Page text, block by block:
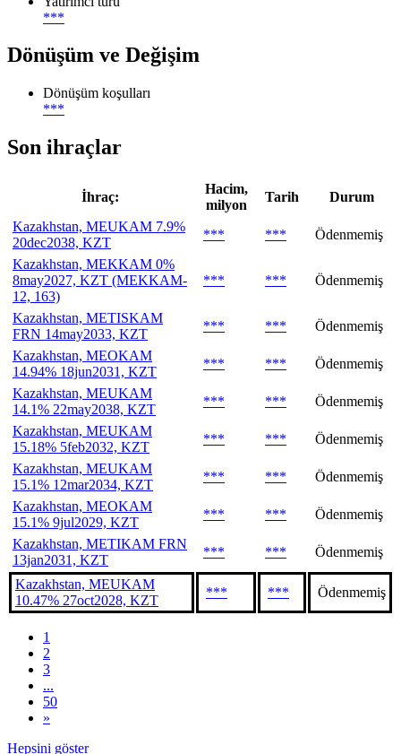
***
Dönüşüm ve Değişim
Dönüşüm koşulları
***
Son ihraçlar
İhraç:
Hacim,
milyon
Tarih
Durum
Kazakhstan, MEUKAM 7.9%
20dec2038, KZT
*** ***
Ödenmemiş
Kazakhstan, MEKKAM 0%
8may2027, KZT (MEKKAM-
12, 163)
*** *** Ödenmemiş
Kazakhstan, METISKAM
FRN 14may2033, KZT
*** ***
Ödenmemiş
Kazakhstan, MEOKAM
14.94% 18jun2031, KZT
*** ***
Ödenmemiş
Kazakhstan, MEUKAM
14.1% 22may2038, KZT
*** ***
Ödenmemiş
Kazakhstan, MEUKAM
15.18% 5feb2032, KZT
*** ***
Ödenmemiş
Kazakhstan, MEUKAM
15.1% 12mar2034, KZT
*** ***
Ödenmemiş
Kazakhstan, MEOKAM
15.1% 9jul2029, KZT
*** ***
Ödenmemiş
Kazakhstan, METIKAM FRN
13jan2031, KZT
*** *** Ödenmemiş
Kazakhstan, MEUKAM
10.47% 27oct2028, KZT
*** *** Ödenmemiş
1
2
3
...
50
»
Hepsini göster